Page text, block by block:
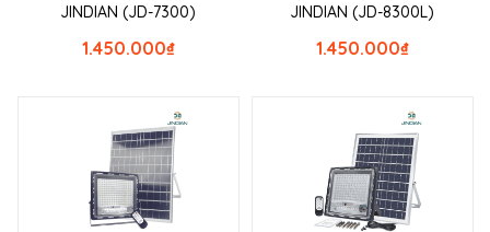
JINDIAN (JD-7300)
₫
1.450.000
JINDIAN (JD-8300L)
₫
1.450.000